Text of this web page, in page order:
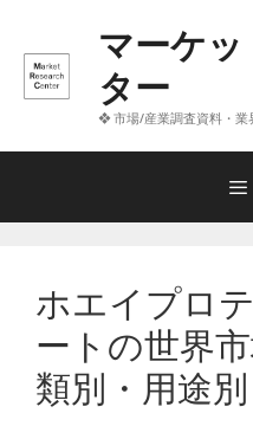
へ
マーケ
ター
❖ 市場/産業調査資料・業
ホエイプロ
ートの世界
類別・用途